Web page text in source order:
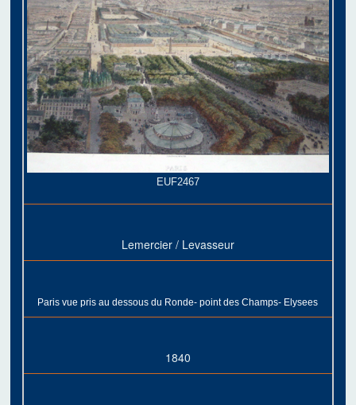
EUF2467
Lemercier / Levasseur
Paris vue pris au dessous du Ronde- point des Champs- Elysees
1840